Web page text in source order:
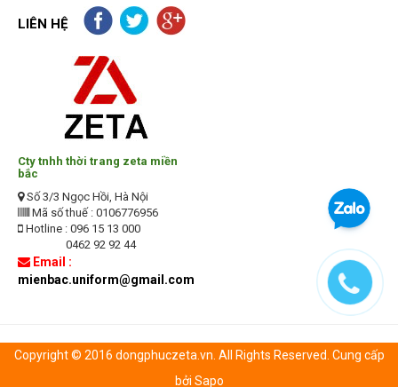
LIÊN HỆ
Cty tnhh thời trang zeta miền
bắc
Số 3/3 Ngọc Hồi, Hà Nội
Mã số thuế : 0106776956
Hotline : 096 15 13 000
0462 92 92 44
Email :
mienbac.uniform@gmail.com
Copyright © 2016 dongphuczeta.vn. All Rights Reserved. Cung cấp
bởi Sapo